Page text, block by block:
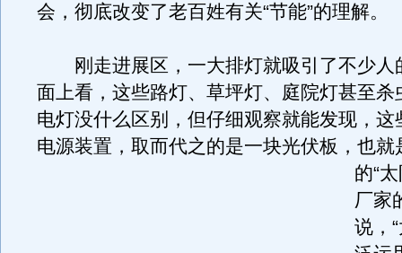
会，彻底改变了老百姓有关“节能”的理解。
刚走进展区，一大排灯就吸引了不少人
面上看，这些路灯、草坪灯、庭院灯甚至杀
电灯没什么区别，但仔细观察就能发现，这
电源装置，取而代之的是一块光伏板，也就
的“
厂家
说，